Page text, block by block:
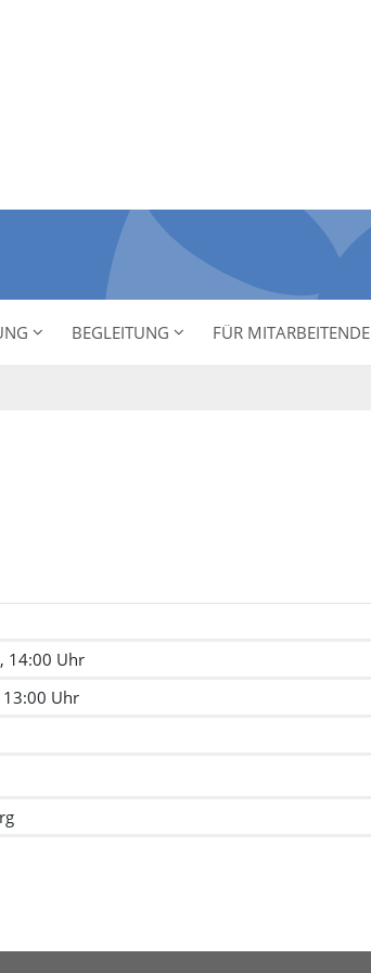
BEGLEITUNG FÜR MITARBEITENDE
14:00 Uhr
Uhr